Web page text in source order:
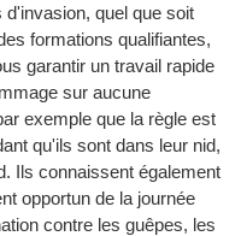
quel que soit
formations qualifiantes,
garantir un travail rapide
sur aucune
exemple que la règle est
qu'ils sont dans leur nid,
Ils connaissent également
opportun de la journée
contre les guêpes, les